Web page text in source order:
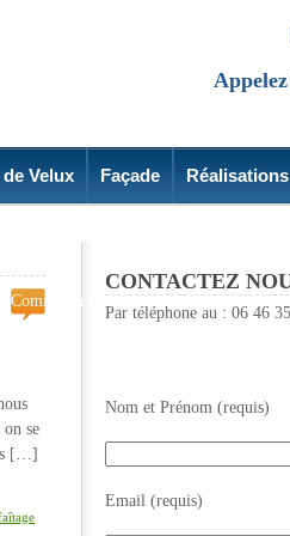
de Velux Façade Réalisations
Commentaires
fermés
de
Faîtage
85
se
[…]
CONTACTEZ
Par téléphone au : 06 46
Nom et Prénom (requis)
Email (requis)